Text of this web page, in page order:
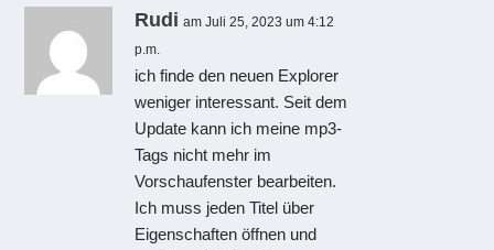
Rudi am Juli 25, 2023 um 4:12
p.m.
ich finde den neuen Explorer
weniger interessant. Seit dem
Update kann ich meine mp3-
Tags nicht mehr im
Vorschaufenster bearbeiten.
Ich muss jeden Titel über
Eigenschaften öffnen und